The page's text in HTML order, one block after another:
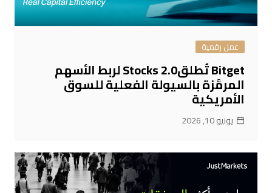
عمل رقمية
Bitget تُطلقStocks 2.0 لربط الأسهم
المرمَّزة بالسيولة الفعلية للسوق
الأمريكية
يونيو 10, 2026